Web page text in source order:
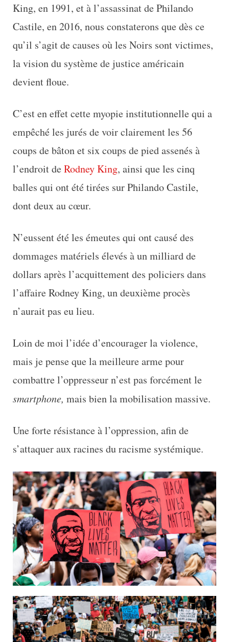
King, en 1991, et à l’assassinat de Philando
Castile, en 2016, nous constaterons que dès ce
qu’il s’agit de causes où les Noirs sont victimes,
la vision du système de justice américain
devient floue.
C’est en effet cette myopie institutionnelle qui a
empêché les jurés de voir clairement les 56
coups de bâton et six coups de pied assenés à
l’endroit deRodney King, ainsi que les cinq
balles qui ont été tirées sur Philando Castile,
dont deux au cœur.
N’eussent été les émeutes qui ont causé des
dommages matériels élevés à un milliard de
dollars après l’acquittement des policiers dans
l’affaire Rodney King, un deuxième procès
n’aurait pas eu lieu.
Loin de moi l’idée d’encourager la violence,
mais je pense que la meilleure arme pour
combattre l’oppresseur n’est pas forcément le
smartphone, mais bien la mobilisation massive.
Une forte résistance à l’oppression, afin de
s’attaquer aux racines du racisme systémique.